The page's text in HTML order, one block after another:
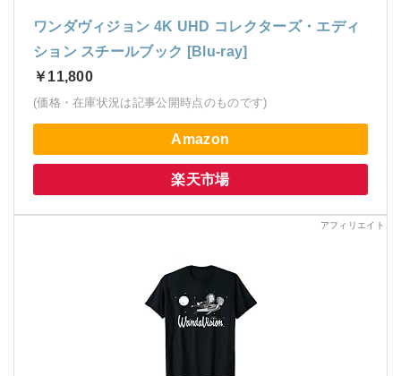
ワンダヴィジョン 4K UHD コレクターズ・エディ
ション スチールブック [Blu-ray]
￥11,800
(価格・在庫状況は記事公開時点のものです)
Amazon
楽天市場